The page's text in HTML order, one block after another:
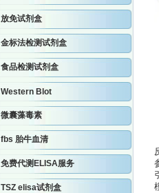
放免试剂盒
金标法检测试剂盒
食品检测试剂盒
Western Blot
微囊藻毒素
fbs 胎牛血清
免费代测ELISA服务
TSZ elisa试剂盒